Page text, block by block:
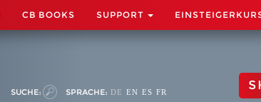
CB BOOKS SUPPORT
SUCHE: SPRACHE: DE EN ES FR